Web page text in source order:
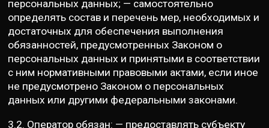
персональных данных; — самостоятельно
определять состав и перечень мер, необходимых и
достаточных для обеспечения выполнения
обязанностей, предусмотренных Законом о
персональных данных и принятыми в соответствии
с ним нормативными правовыми актами, если иное
не предусмотрено Законом о персональных
данных или другими федеральными законами.
3.2. Оператор обязан: — предоставлять субъекту